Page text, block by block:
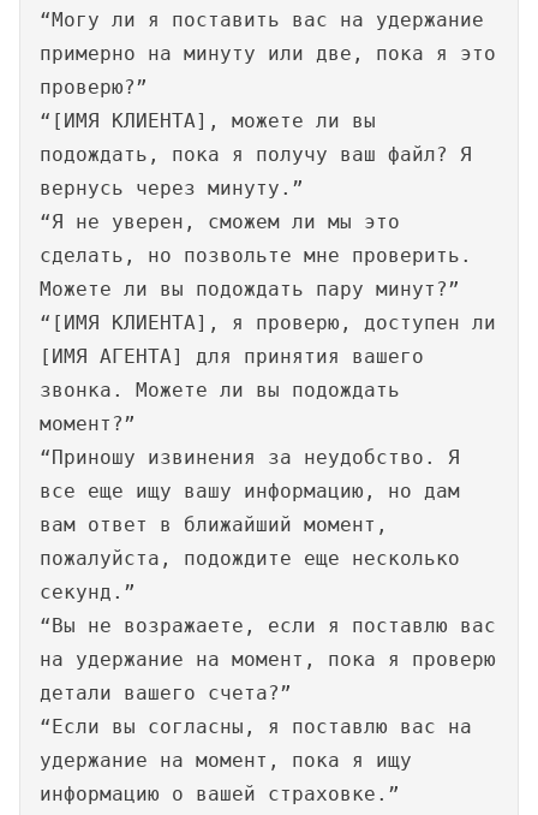
“Могу ли я поставить вас на удержание
примерно на минуту или две, пока я это
проверю?”
“[ИМЯ КЛИЕНТА], можете ли вы
подождать, пока я получу ваш файл? Я
вернусь через минуту.”
“Я не уверен, сможем ли мы это
сделать, но позвольте мне проверить.
Можете ли вы подождать пару минут?”
“[ИМЯ КЛИЕНТА], я проверю, доступен ли
[ИМЯ АГЕНТА] для принятия вашего
звонка. Можете ли вы подождать
момент?”
“Приношу извинения за неудобство. Я
все еще ищу вашу информацию, но дам
вам ответ в ближайший момент,
пожалуйста, подождите еще несколько
секунд.”
“Вы не возражаете, если я поставлю вас
на удержание на момент, пока я проверю
детали вашего счета?”
“Если вы согласны, я поставлю вас на
удержание на момент, пока я ищу
информацию о вашей страховке.”